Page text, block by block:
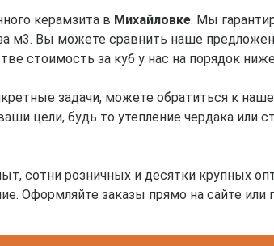
керамзита в Михайловке. Мы
м3. Вы можете сравнить наше
стоимость за куб у нас на порядок
задачи, можете обратиться к
цели, будь то утепление чердака или
сотни розничных и десятки крупных
Оформляйте заказы прямо на сайте